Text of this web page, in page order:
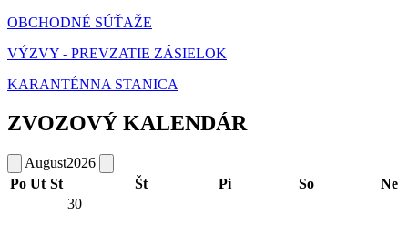
OBCHODNÉ SÚŤAŽE
VÝZVY - PREVZATIE ZÁSIELOK
KARANTÉNNA STANICA
ZVOZOVÝ KALENDÁR
August2026
Po Ut St Št Pi So Ne
30